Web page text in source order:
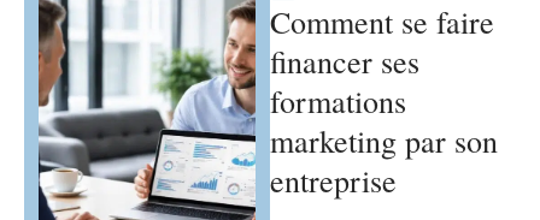
Comment se faire
financer ses
formations
marketing par son
entreprise